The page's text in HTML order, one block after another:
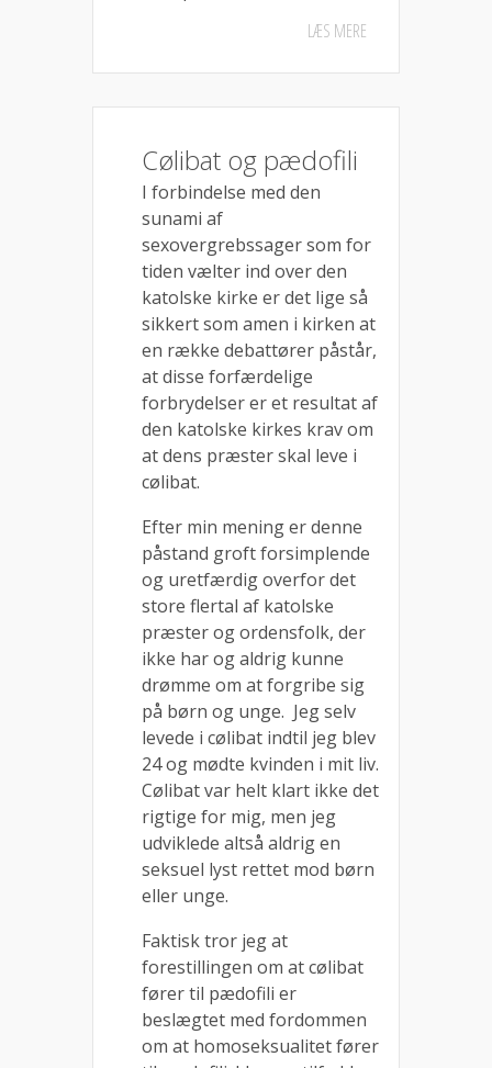
LÆS MERE
Cølibat og pædofili
I forbindelse med den
sunami af
sexovergrebssager som for
tiden vælter ind over den
katolske kirke er det lige så
sikkert som amen i kirken at
en række debattører påstår,
at disse forfærdelige
forbrydelser er et resultat af
den katolske kirkes krav om
at dens præster skal leve i
cølibat.
Efter min mening er denne
påstand groft forsimplende
og uretfærdig overfor det
store flertal af katolske
præster og ordensfolk, der
ikke har og aldrig kunne
drømme om at forgribe sig
på børn og unge. Jeg selv
levede i cølibat indtil jeg blev
24 og mødte kvinden i mit liv.
Cølibat var helt klart ikke det
rigtige for mig, men jeg
udviklede altså aldrig en
seksuel lyst rettet mod børn
eller unge.
Faktisk tror jeg at
forestillingen om at cølibat
fører til pædofili er
beslægtet med fordommen
om at homoseksualitet fører